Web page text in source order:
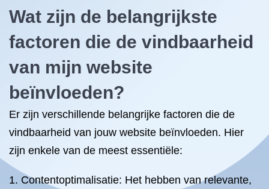
Wat zijn de belangrijkste
factoren die de vindbaarheid
van mijn website
beïnvloeden?
Er zijn verschillende belangrijke factoren die de
vindbaarheid van jouw website beïnvloeden. Hier
zijn enkele van de meest essentiële:
Contentoptimalisatie: Het hebben van relevante,